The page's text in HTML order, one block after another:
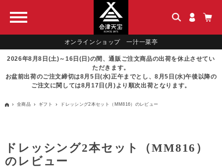
オンラインショップ 一汁一菜亭
2026年8月8日(土)～16日(日)の間、通販ご注文商品の出荷を休止させてい
ただきます。
お盆前出荷のご注文締切は8月5日(水)正午までとし、8月5日(水)午後以降の
ご注文に関しては8月17日(月)より順次出荷となります。
全商品 ギフト ドレッシング2本セット（MM816）のレビュー
ドレッシング2本セット（MM816）
のレビュー